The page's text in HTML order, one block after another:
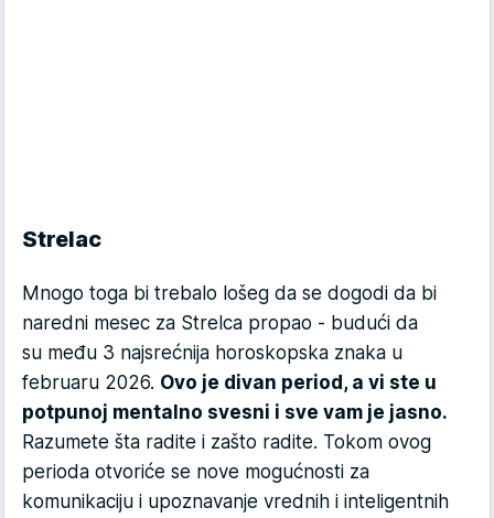
Strelac
Mnogo toga bi trebalo lošeg da se dogodi da bi
naredni mesec za Strelca propao - budući da
su među 3 najsrećnija horoskopska znaka u
februaru 2026. Ovo je divan period, a vi ste u
potpunoj mentalno svesni i sve vam je jasno.
Razumete šta radite i zašto radite. Tokom ovog
perioda otvoriće se nove mogućnosti za
komunikaciju i upoznavanje vrednih i inteligentnih